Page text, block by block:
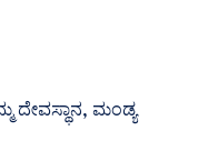
ದೇವಸ್ಥಾನ, ಮಂಡ್ಯ